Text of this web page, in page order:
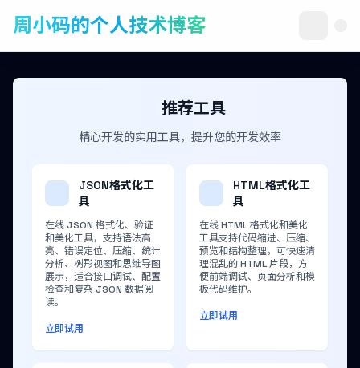
周小码的个人技术博客
推荐工具
精心开发的实用工具，提升您的开发效率
JSON格式化工
具
在线 JSON 格式化、验证
和美化工具，支持语法高
亮、错误定位、压缩、统计
分析、树形视图和思维导图
展示，适合接口调试、配置
检查和复杂 JSON 数据阅
读。
立即试用
HTML格式化工
具
在线 HTML 格式化和美化
工具支持代码缩进、压缩、
预览和结构整理，可快速清
理混乱的 HTML 片段，方
便前端调试、页面分析和模
板代码维护。
立即试用